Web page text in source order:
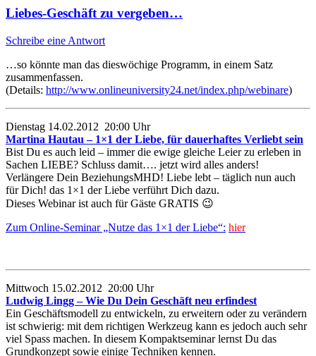
Liebes-Geschäft zu vergeben…
Schreibe eine Antwort
…so könnte man das dieswöchige Programm, in einem Satz
zusammenfassen.
(Details: http://www.onlineuniversity24.net/index.php/webinare)
Dienstag 14.02.2012 20:00 Uhr
Martina Hautau – 1×1 der Liebe, für dauerhaftes Verliebt sein
Bist Du es auch leid – immer die ewige gleiche Leier zu erleben in
Sachen LIEBE? Schluss damit…. jetzt wird alles anders!
Verlängere Dein BeziehungsMHD! Liebe lebt – täglich nun auch
für Dich! das 1×1 der Liebe verführt Dich dazu.
Dieses Webinar ist auch für Gäste GRATIS 😉
Zum Online-Seminar „Nutze das 1×1 der Liebe“: hier
Mittwoch 15.02.2012 20:00 Uhr
Ludwig Lingg – Wie Du Dein Geschäft neu erfindest
Ein Geschäftsmodell zu entwickeln, zu erweitern oder zu verändern
ist schwierig: mit dem richtigen Werkzeug kann es jedoch auch sehr
viel Spass machen. In diesem Kompaktseminar lernst Du das
Grundkonzept sowie einige Techniken kennen.